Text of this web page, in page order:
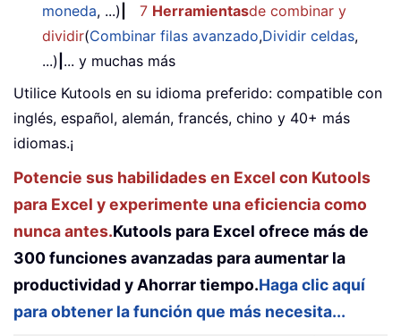
moneda, ...) 7 Herramientasde combinar y
dividir(Combinar filas avanzado,Dividir celdas,
...) ... y muchas más
Utilice Kutools en su idioma preferido: compatible con
inglés, español, alemán, francés, chino y 40+ más
idiomas.¡
Potencie sus habilidades en Excel con Kutools
para Excel y experimente una eficiencia como
nunca antes.Kutools para Excel ofrece más de
300 funciones avanzadas para aumentar la
productividad y Ahorrar tiempo.Haga clic aquí
para obtener la función que más necesita...